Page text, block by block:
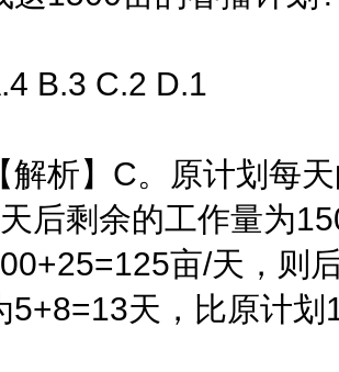
C.2 D.1
】C。原计划每天
后剩余的工作量为
亩/天，则
5+8=13天，比原计划